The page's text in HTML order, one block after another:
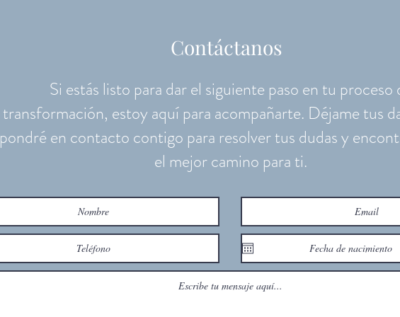
Contáctanos
Si estás listo para dar el siguiente paso en tu proceso
transformación, estoy aquí para acompañarte. Déjame tus
pondré en contacto contigo para resolver tus dudas y
el mejor camino para ti.